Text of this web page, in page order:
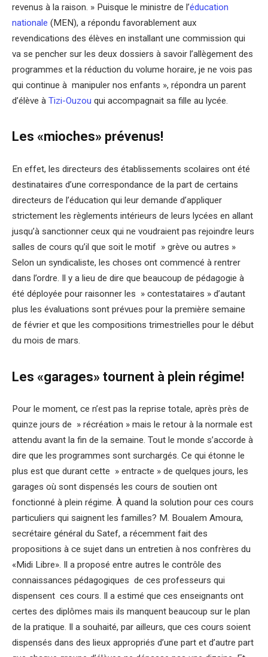
revenus à la raison. » Puisque le ministre de l’éducation
nationale (MEN), a répondu favorablement aux
revendications des élèves en installant une commission qui
va se pencher sur les deux dossiers à savoir l’allègement des
programmes et la réduction du volume horaire, je ne vois pas
qui continue à manipuler nos enfants », répondra un parent
d’élève à Tizi-Ouzou qui accompagnait sa fille au lycée.
Les «mioches» prévenus!
En effet, les directeurs des établissements scolaires ont été
destinataires d’une correspondance de la part de certains
directeurs de l’éducation qui leur demande d’appliquer
strictement les règlements intérieurs de leurs lycées en allant
jusqu’à sanctionner ceux qui ne voudraient pas rejoindre leurs
salles de cours qu’il que soit le motif » grève ou autres »
Selon un syndicaliste, les choses ont commencé à rentrer
dans l’ordre. Il y a lieu de dire que beaucoup de pédagogie à
été déployée pour raisonner les » contestataires » d’autant
plus les évaluations sont prévues pour la première semaine
de février et que les compositions trimestrielles pour le début
du mois de mars.
Les «garages» tournent à plein régime!
Pour le moment, ce n’est pas la reprise totale, après près de
quinze jours de » récréation » mais le retour à la normale est
attendu avant la fin de la semaine. Tout le monde s’accorde à
dire que les programmes sont surchargés. Ce qui étonne le
plus est que durant cette » entracte » de quelques jours, les
garages où sont dispensés les cours de soutien ont
fonctionné à plein régime. À quand la solution pour ces cours
particuliers qui saignent les familles? M. Boualem Amoura,
secrétaire général du Satef, a récemment fait des
propositions à ce sujet dans un entretien à nos confrères du
«Midi Libre». Il a proposé entre autres le contrôle des
connaissances pédagogiques de ces professeurs qui
dispensent ces cours. Il a estimé que ces enseignants ont
certes des diplômes mais ils manquent beaucoup sur le plan
de la pratique. Il a souhaité, par ailleurs, que ces cours soient
dispensés dans des lieux appropriés d’une part et d’autre part